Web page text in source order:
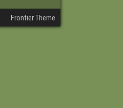
Frontier Theme